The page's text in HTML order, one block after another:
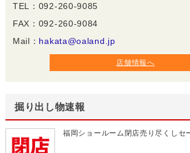
TEL：092-260-9085
FAX：092-260-9084
Mail： hakata@oaland.jp
店舗情報へ
掘り出し物速報
福岡ショールーム閉店売り尽くしセ